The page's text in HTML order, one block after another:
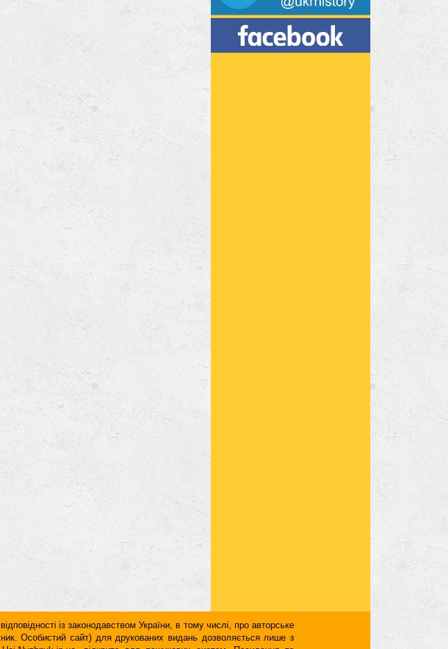
із законодавством України, в тому числі, про авторське
Особистий сайт) для друкованих видань дозволяється лише з
Nyzhnyk.in.ua, відкрите для пошукових систем. Посилання та